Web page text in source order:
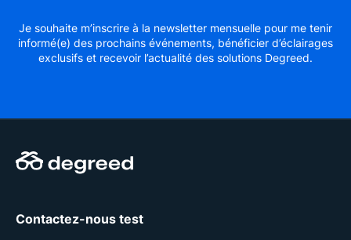
Je souhaite m’inscrire à la newsletter mensuelle pour me tenir
informé(e) des prochains événements, bénéficier d’éclairages
exclusifs et recevoir l’actualité des solutions Degreed.
Contactez-nous test